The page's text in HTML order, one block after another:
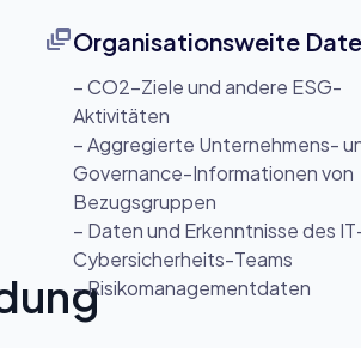
dynamic_feedOrganisationsweite
– CO2-Ziele und andere ESG-
Aktivitäten
– Aggregierte Unternehmens-
Governance-Informationen von
Bezugsgruppen
– Daten und Erkenntnisse des
Cybersicherheits-Teams
– Risikomanagementdaten